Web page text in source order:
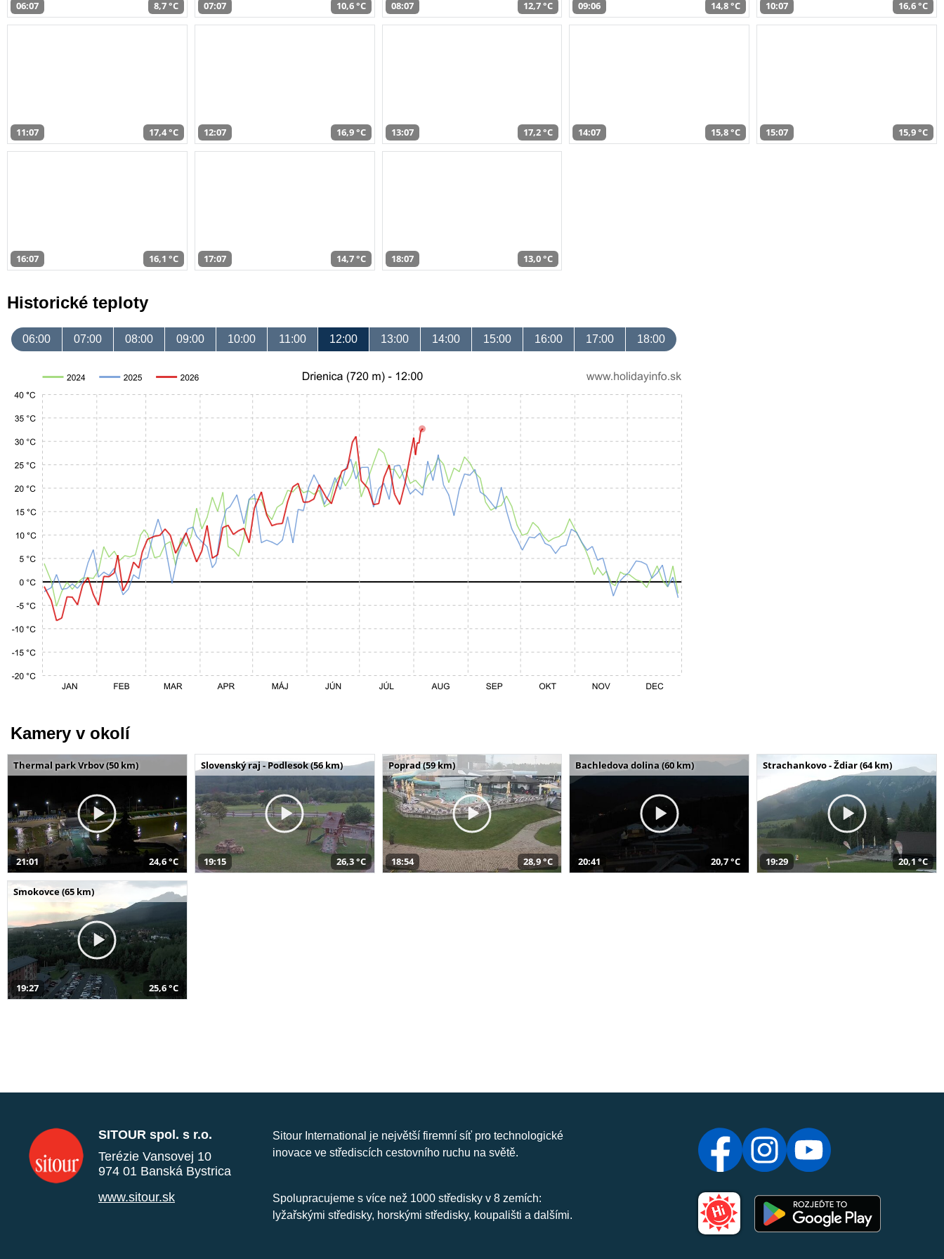
06:07 8,7 °C 07:07 10,6 °C 08:07 12,7 °C 09:06 14,8 °C 10:07 16,6 °C
11:07 17,4 °C 12:07 16,9 °C 13:07 17,2 °C 14:07 15,8 °C 15:07 15,9 °C
16:07 16,1 °C 17:07 14,7 °C 18:07 13,0 °C
Historické teploty
06:00 07:00 08:00 09:00 10:00 11:00 12:00 13:00 14:00 15:00 16:00 17:00 18:00
Kamery v okolí
Thermal park Vrbov (50 km)
21:01 24,6 °C
Slovenský raj - Podlesok (56 km)
19:15 26,3 °C
Poprad (59 km)
18:54 28,9 °C
Bachledova dolina (60 km)
20:41 20,7 °C
Strachankovo - Ždiar (64 km)
19:29 20,1 °C
Smokovce (65 km)
19:27 25,6 °C
SITOUR spol. s r.o.
Terézie Vansovej 10
974 01 Banská Bystrica
www.sitour.sk
Sitour International je největší firemní síť pro technologické
inovace ve střediscích cestovního ruchu na světě.
Spolupracujeme s více než 1000 středisky v 8 zemích:
lyžařskými středisky, horskými středisky, koupališti a dalšími.